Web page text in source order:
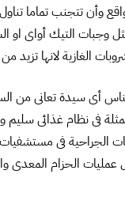
وأن تتجنب تماما
وجبات التيك أواى او
الغازية لانها تزيد
أى سيدة تعانى من
فى نظام غذائى سليم
الجراحية فى
عمليات الحزام المعدى